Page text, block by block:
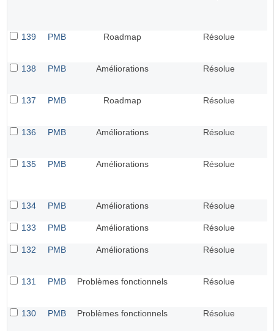
139 PMB Roadmap Résolue
138 PMB Améliorations Résolue
137 PMB Roadmap Résolue
136 PMB Améliorations Résolue
135 PMB Améliorations Résolue
134 PMB Améliorations Résolue
133 PMB Améliorations Résolue
132 PMB Améliorations Résolue
131 PMB Problèmes fonctionnels Résolue
130 PMB Problèmes fonctionnels Résolue